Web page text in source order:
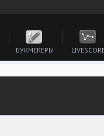
БУКМЕКЕРЫ